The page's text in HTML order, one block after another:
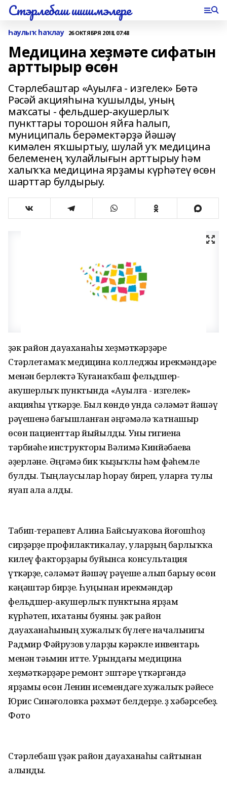
Стэрлебаш шишмэлере
Һаулыҡ һаҡлау 26 ОКТЯБРЯ 2018, 07:48
Медицина хеҙмәте сифатын
арттырыр өсөн
Стәрлебаштар «Ауылға - изгелек» Бөтә
Рәсәй акцияһына ҡушылды, уның
маҡсаты - фельдшер-акушерлыҡ
пункттары торошон яйға һалып,
муниципаль берәмектәрҙә йәшәү
кимәлен яҡшыртыу, шулай уҡ медицина
белеменең ҡулайлығын арттырыу һәм
халыҡҡа медицина ярҙамы күрһәтеү өсөн
шарттар булдырыу.
Үҙәк район дауаханаһы хеҙмәткәрҙәре
Стәрлетамаҡ медицина колледжы ирекмәндәре
менән берлектә Ҡуғанаҡбаш фельдшер-
акушерлыҡ пунктында «Ауылға - изгелек»
акцияһы үткәрҙе. Был көндө унда сәләмәт йәшәү
рәүешенә бағышланған әңгәмәлә ҡатнашыр
өсөн пациенттар йыйылды. Уны гигиена
тәрбиәһе инструкторы Вәлимә Кинйәбаева
әҙерләне. Әңгәмә бик ҡыҙыҡлы һәм фәһемле
булды. Тыңлаусылар һорау биреп, уларға тулы
яуап ала алды.
Табип-терапевт Алина Байсыуаҡова йоғошһоҙ
сирҙәрҙе профилактикалау, уларҙың барлыҡҡа
килеү факторҙары буйынса консультация
үткәрҙе, сәләмәт йәшәү рәүеше алып барыу өсөн
кәңәштәр бирҙе. Һуңынан ирекмәндәр
фельдшер-акушерлыҡ пунктына ярҙам
күрһәтеп, ихатаны буяны. Үҙәк район
дауаханаһының хужалыҡ бүлеге начальнигы
Радмир Фәйрузов уларҙы кәрәкле инвентарь
менән тәьмин итте. Урындағы медицина
хеҙмәткәрҙәре ремонт эштәре үткәргәндә
ярҙамы өсөн Ленин исемендәге хужалыҡ рәйесе
Юрис Синәғоловҡа рәхмәт белдерҙе. Үҙ хәбәрсебеҙ.
Фото
Стәрлебаш үҙәк район дауаханаһы сайтынан
алынды.